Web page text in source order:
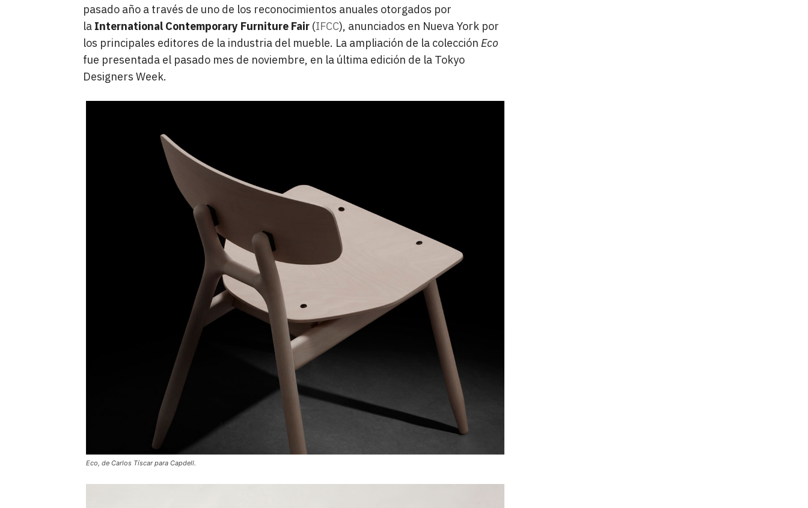
pasado año a través de uno de los reconocimientos anuales otorgados por
la International Contemporary Furniture Fair (IFCC), anunciados en Nueva York por
los principales editores de la industria del mueble. La ampliación de la colección Eco
fue presentada el pasado mes de noviembre, en la última edición de la Tokyo
Designers Week.
Eco, de Carlos Tíscar para Capdell.